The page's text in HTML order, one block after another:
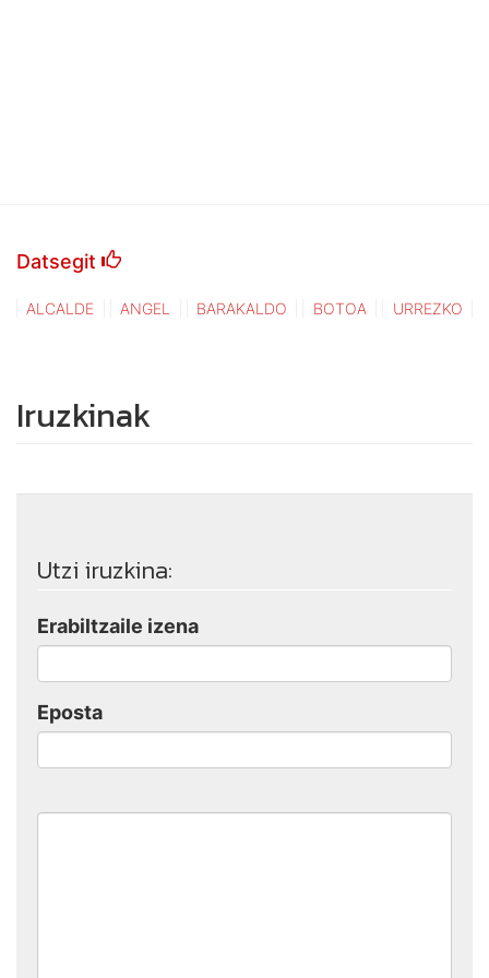
Datsegit
ALCALDE ANGEL BARAKALDO BOTOA URREZKO
Iruzkinak
Utzi iruzkina:
Erabiltzaile izena
Eposta